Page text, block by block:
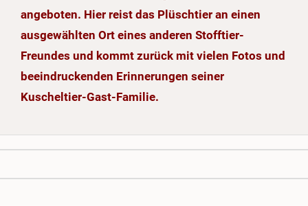
angeboten. Hier reist das Plüschtier an einen
ausgewählten Ort eines anderen Stofftier-
Freundes und kommt zurück mit vielen Fotos und
beeindruckenden Erinnerungen seiner
Kuscheltier-Gast-Familie.